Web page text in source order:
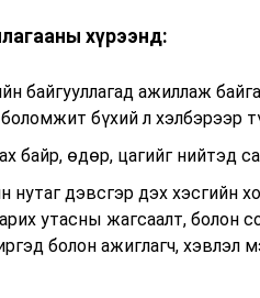
хүрээнд:
байгууллагад ажиллаж
бүхий л хэлбэрээр
байр, өдөр, цагийг нийтэд
нутаг дэвсгэр дэх хэсгийн
утасны жагсаалт, болон
болон ажиглагч, хэвлэл